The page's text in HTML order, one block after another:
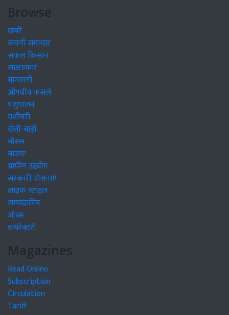
Browse
खबरें
कंपनी समाचार
सफल किसान
साक्षात्कार
बागवानी
औषधीय फसलें
पशुपालन
मशीनरी
खेती-बाड़ी
मौसम
बाजार
ग्रामीण उद्द्योग
सरकारी योजनाएं
लाइफ स्टाइल
सम्पादकीय
जॉब्स
डायरेक्टरी
Magazines
Read Online
Subscription
Circulation
Tariff